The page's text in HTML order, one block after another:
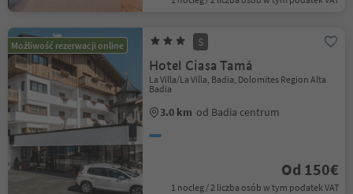
Możliwość rezerwacji online S
Hotel Ciasa Tamá
La Villa/La Villa, Badia, Dolomites Region Alta
Badia
3.0 km od Badia centrum
Od 150€
1 nocleg / 2 liczba osób w tym podatek VAT